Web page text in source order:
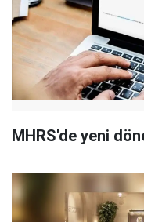
MHRS'de yeni